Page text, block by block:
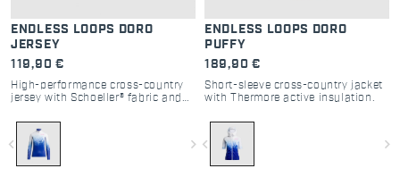
ENDLESS LOOPS DORO
JERSEY
119,90 €
High-performance cross-country
jersey with Schoeller® fabric and
navigate_before navigate_next
ENDLESS LOOPS DORO
PUFFY
189,90 €
Short-sleeve cross-country jacket
with Thermore active insulation.
navigate_before navigate_next